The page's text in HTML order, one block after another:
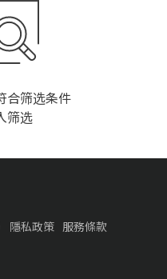
合筛选条件
筛选
隱私政策 服務條款